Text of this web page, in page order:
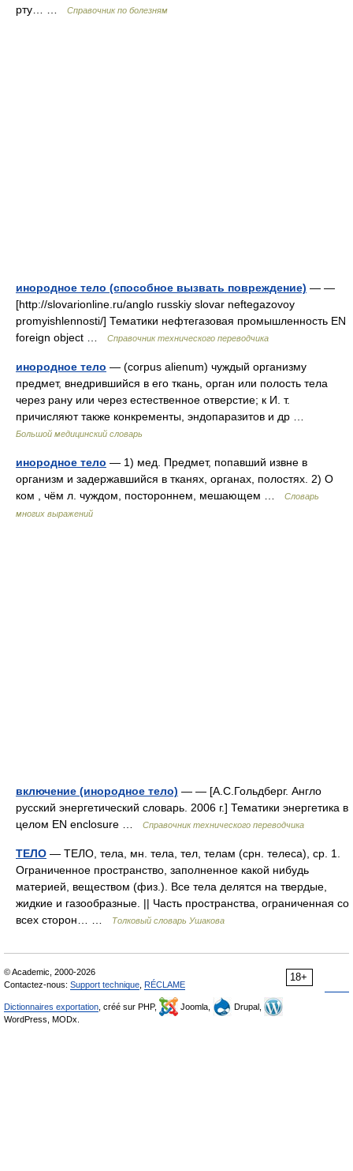
рту… …
Справочник по болезням
инородное тело (способное вызвать повреждение) — —
[http://slovarionline.ru/anglo russkiy slovar neftegazovoy
promyishlennosti/] Тематики нефтегазовая промышленность EN
foreign object …
Справочник технического переводчика
инородное тело — (corpus alienum) чуждый организму
предмет, внедрившийся в его ткань, орган или полость тела
через рану или через естественное отверстие; к И. т.
причисляют также конкременты, эндопаразитов и др …
Большой медицинский словарь
инородное тело — 1) мед. Предмет, попавший извне в
организм и задержавшийся в тканях, органах, полостях. 2) О
ком , чём л. чуждом, постороннем, мешающем …
Словарь
многих выражений
включение (инородное тело) — — [А.С.Гольдберг. Англо
русский энергетический словарь. 2006 г.] Тематики энергетика в
целом EN enclosure …
Справочник технического переводчика
ТЕЛО — ТЕЛО, тела, мн. тела, тел, телам (срн. телеса), ср. 1.
Ограниченное пространство, заполненное какой нибудь
материей, веществом (физ.). Все тела делятся на твердые,
жидкие и газообразные. || Часть пространства, ограниченная со
всех сторон… …
Толковый словарь Ушакова
18+
© Academic, 2000-2026
Contactez-nous: Support technique RÉCLAME
Dictionnaires exportation , créé sur PHP, Joomla,
Drupal,
WordPress, MODx.